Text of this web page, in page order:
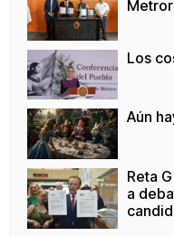
Los
Aún
Reta
a